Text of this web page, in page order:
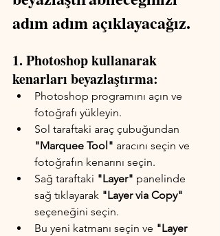
adım adım açıklayacağız.
1. Photoshop kullanarak
kenarları beyazlaştırma:
Photoshop programını açın ve
fotoğrafı yükleyin.
Sol taraftaki araç çubuğundan
"Marquee Tool" aracını seçin ve
fotoğrafın kenarını seçin.
Sağ taraftaki "Layer" panelinde
sağ tıklayarak "Layer via Copy"
seçeneğini seçin.
Bu yeni katmanı seçin ve "Layer